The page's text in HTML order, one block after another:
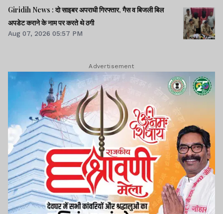
Giridih News : दो साइबर अपराधी गिरफ्तार, गैस व बिजली बिल
अपडेट कराने के नाम पर करते थे ठगी
Aug 07, 2026 05:57 PM
Advertisement